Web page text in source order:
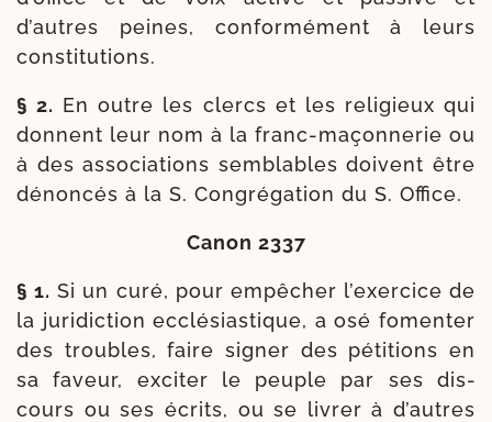
d’autres peines, confor­mé­ment à leurs
constitutions.
§ 2. En outre les clercs et les reli­gieux qui
donnent leur nom à la franc-​maçonnerie ou
à des asso­cia­tions sem­blables doivent être
dénon­cés à la S. Congrégation du S. Office.
Canon 2337
§ 1. Si un curé, pour empê­cher l’exercice de
la juri­dic­tion ecclé­sias­tique, a osé fomen­ter
des troubles, faire signer des péti­tions en
sa faveur, exci­ter le peuple par ses dis­
cours ou ses écrits, ou se livrer à d’autres